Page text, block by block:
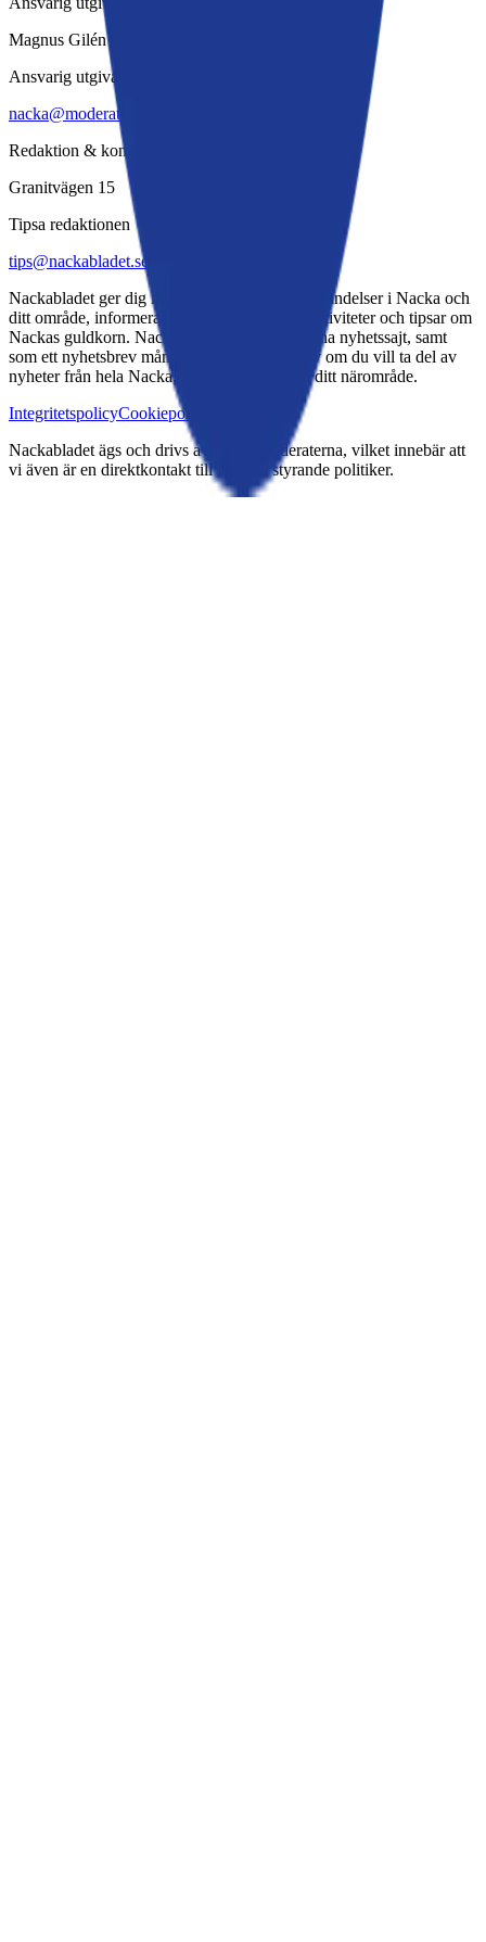
Magnus Gilén
Ansvarig utgivare
nacka@moderaterna.se
Redaktion & kontor
Granitvägen 15
Tipsa redaktionen
tips@nackabladet.se
Nackabladet ger dig information om aktuella händelser i Nacka och
ditt område, informerar om evenemang och aktiviteter och tipsar om
Nackas guldkorn. Nackabladet ges ut via denna nyhetssajt, samt
som ett nyhetsbrev månadsvis. Du väljer själv om du vill ta del av
nyheter från hela Nacka, eller ett utdrag från ditt närområde.
IntegritetspolicyCookiepolicy
Nackabladet ägs och drivs av Nackamoderaterna, vilket innebär att
vi även är en direktkontakt till Nackas styrande politiker.